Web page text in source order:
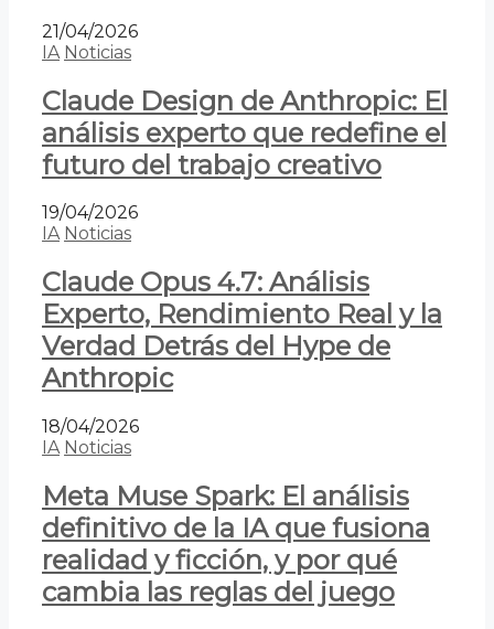
21/04/2026
IA Noticias
Claude Design de Anthropic: El
análisis experto que redefine el
futuro del trabajo creativo
19/04/2026
IA Noticias
Claude Opus 4.7: Análisis
Experto, Rendimiento Real y la
Verdad Detrás del Hype de
Anthropic
18/04/2026
IA Noticias
Meta Muse Spark: El análisis
definitivo de la IA que fusiona
realidad y ficción, y por qué
cambia las reglas del juego